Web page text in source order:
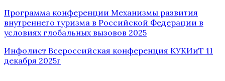
Программа конференции Механизмы развития
внутреннего туризма в Российской Федерации в
условиях глобальных вызовов 2025
Инфолист Всероссийская конференция КУКИиТ 11
декабря 2025г